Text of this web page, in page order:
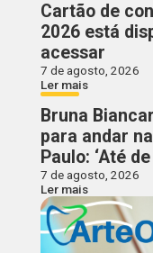
Cartão de
2026 está
acessar
7 de agosto, 2026
Ler mais
Bruna
para andar
Paulo: ‘Até
7 de agosto, 2026
Ler mais